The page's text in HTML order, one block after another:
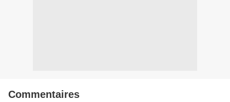
Commentaires